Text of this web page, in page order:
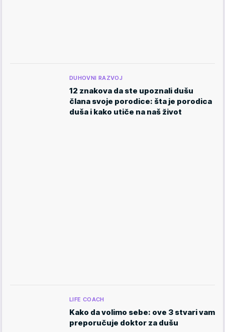
DUHOVNI RAZVOJ
12 znakova da ste upoznali dušu
člana svoje porodice: šta je porodica
duša i kako utiče na naš život
LIFE COACH
Kako da volimo sebe: ove 3 stvari vam
preporučuje doktor za dušu